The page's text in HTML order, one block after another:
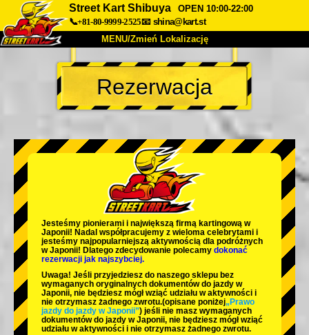
Street Kart Shibuya
OPEN 10:00-22:00
📞+81-80-9999-2525📧 shina@kart.st
MENU/Zmień Lokalizację
TOP
O nas Specyfikacja Cena
Firma Rezerwacja
Zmień Lokalizację
Tokyo Shinagawa Tokyo Akihabara#1
Tokyo Akihabara#2
Tokyo Shibuya Annex Tokyo Bay
Tokyo Asakusa Osaka
Okinawa
Rezerwacja
Jesteśmy pionierami i największą firmą kartingową w
Japonii! Nadal współpracujemy z wieloma celebrytami i
jesteśmy najpopularniejszą aktywnością dla podróżnych
w Japonii! Dlatego zdecydowanie polecamy dokonać
rezerwacji jak najszybciej.
Uwaga! Jeśli przyjedziesz do naszego sklepu bez
wymaganych oryginalnych dokumentów do jazdy w
Japonii, nie będziesz mógł wziąć udziału w aktywności i
nie otrzymasz żadnego zwrotu.(opisane poniżej„Prawo
jazdy do jazdy w Japonii”) jeśli nie masz wymaganych
dokumentów do jazdy w Japonii, nie będziesz mógł wziąć
udziału w aktywności i nie otrzymasz żadnego zwrotu.